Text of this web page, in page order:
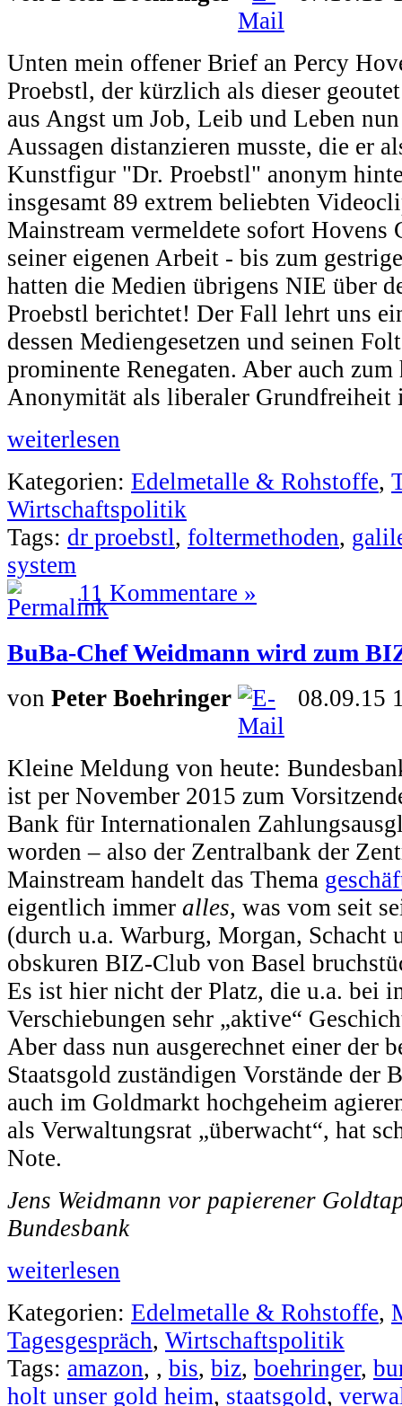
Unten mein offener Brief an Percy
Proebstl, der kürzlich als dieser
aus Angst um Job, Leib und Leben
Aussagen distanzieren musste, die er
Kunstfigur "Dr. Proebstl" anonym
insgesamt 89 extrem beliebten
Mainstream vermeldete sofort Hovens
seiner eigenen Arbeit - bis zum
hatten die Medien übrigens NIE über
Proebstl berichtet! Der Fall lehrt uns
dessen Mediengesetzen und seinen
prominente Renegaten. Aber auch zum
Anonymität als liberaler Grundfreiheit
weiterlesen
Kategorien: Edelmetalle & Rohstoffe,
Wirtschaftspolitik
Tags: dr proebstl, foltermethoden,
system
11 Kommentare »
BuBa-Chef Weidmann wird zum
von Peter Boehringer 08.09.15
Kleine Meldung von heute:
ist per November 2015 zum
Bank für Internationalen
worden – also der Zentralbank der
Mainstream handelt das Thema
eigentlich immer alles, was vom seit
(durch u.a. Warburg, Morgan, Schacht
obskuren BIZ-Club von Basel
Es ist hier nicht der Platz, die u.a. bei
Verschiebungen sehr „aktive“
Aber dass nun ausgerechnet einer der
Staatsgold zuständigen Vorstände der
auch im Goldmarkt hochgeheim
als Verwaltungsrat „überwacht“, hat
Note.
Jens Weidmann vor papierener
Bundesbank
weiterlesen
Kategorien: Edelmetalle & Rohstoffe,
Tagesgespräch, Wirtschaftspolitik
Tags: amazon, , bis, biz, boehringer,
holt unser gold heim, staatsgold,